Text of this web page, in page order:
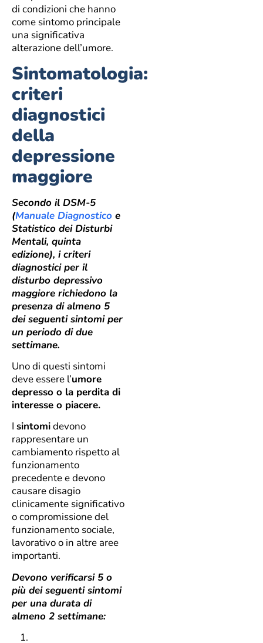
di condizioni che hanno
come sintomo principale
una significativa
alterazione dell’umore.
Sintomatologia:
criteri
diagnostici
della
depressione
maggiore
Secondo il DSM-5
(Manuale Diagnostico e
Statistico dei Disturbi
Mentali, quinta
edizione), i criteri
diagnostici per il
disturbo depressivo
maggiore richiedono la
presenza di almeno 5
dei seguenti sintomi per
un periodo di due
settimane.
Uno di questi sintomi
deve essere l’umore
depresso o la perdita di
interesse o piacere.
I sintomidevono
rappresentare un
cambiamento rispetto al
funzionamento
precedente e devono
causare disagio
clinicamente significativo
o compromissione del
funzionamento sociale,
lavorativo o in altre aree
importanti.
Devono verificarsi 5 o
più dei seguenti sintomi
per una durata di
almeno 2 settimane: